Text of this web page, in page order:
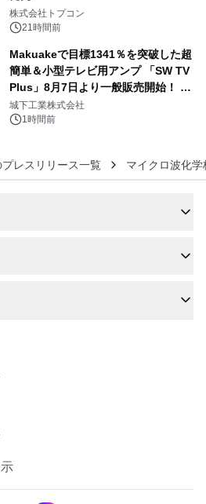
株式会社トプコン
21時間前
Makuakeで目標1341％を突破した超
簡単＆小型テレビ用アンプ 「SW TV
Plus」8月7日より一般販売開始！ ケ
ーブル1本つなぐだけ、テレビの音が
ぐっと豊かに
城下工業株式会社
1時間前
レスリリース一覧 マイクロ波化